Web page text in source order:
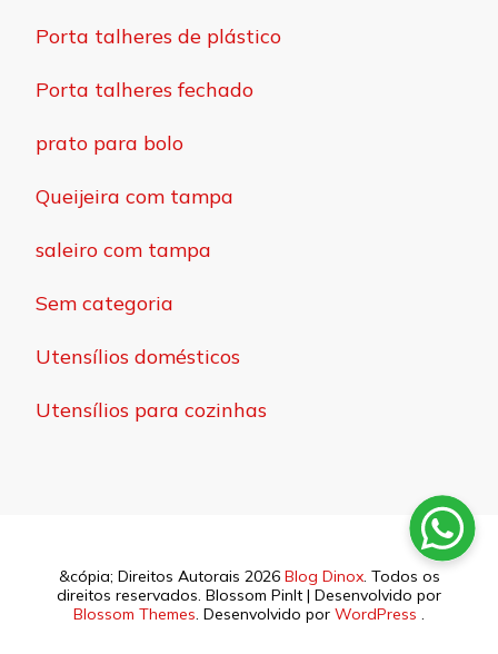
Porta talheres de plástico
Porta talheres fechado
prato para bolo
Queijeira com tampa
saleiro com tampa
Sem categoria
Utensílios domésticos
Utensílios para cozinhas
&cópia; Direitos Autorais 2026 Blog Dinox. Todos os
direitos reservados. Blossom PinIt | Desenvolvido por
Blossom Themes. Desenvolvido por WordPress .